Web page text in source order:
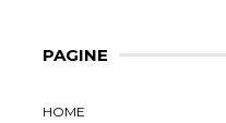
PAGINE
HOME